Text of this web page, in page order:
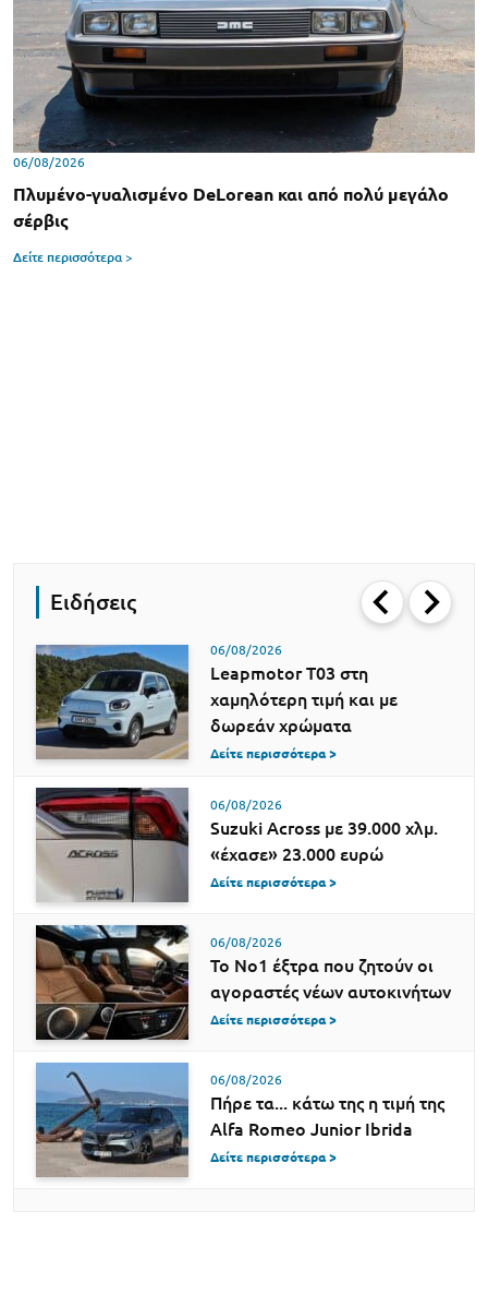
06/08/2026
Πλυμένο-γυαλισμένο DeLorean και από πολύ μεγάλο
σέρβις
Δείτε περισσότερα >
Ειδήσεις
06/08/2026
Leapmotor T03 στη
χαμηλότερη τιμή και με
δωρεάν χρώματα
Δείτε περισσότερα >
06/08/2026
Suzuki Across με 39.000 χλμ.
«έχασε» 23.000 ευρώ
Δείτε περισσότερα >
06/08/2026
Το Νο1 έξτρα που ζητούν οι
αγοραστές νέων αυτοκινήτων
Δείτε περισσότερα >
06/08/2026
Πήρε τα... κάτω της η τιμή της
Alfa Romeo Junior Ibrida
Δείτε περισσότερα >